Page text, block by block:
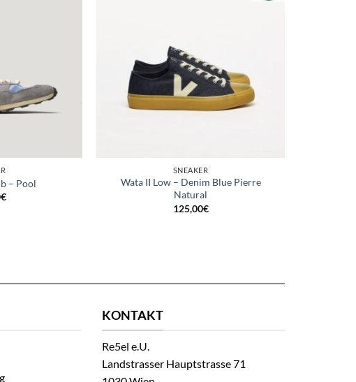
– Pool
€
SNEAKER
Wata II Low – Denim Blue Pierre
Natural
125,00€
KONTAKT
Re5el e.U.
Landstrasser Hauptstrasse 71